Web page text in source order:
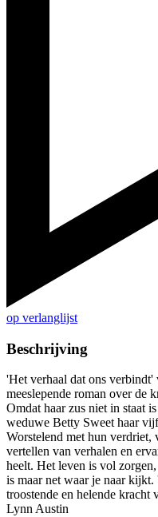
op verlanglijst
Beschrijving
'Het verhaal dat ons verbindt'
meeslepende roman over de
Omdat haar zus niet in staat
weduwe Betty Sweet haar
Worstelend met hun
vertellen van verhalen en
heelt. Het leven is vol
is maar net waar je naar
troostende en helende
Lynn Austin